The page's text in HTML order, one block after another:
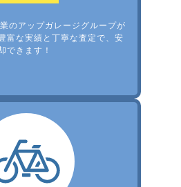
のアップガレージグループが
富な実績と丁寧な査定で、安
できます！